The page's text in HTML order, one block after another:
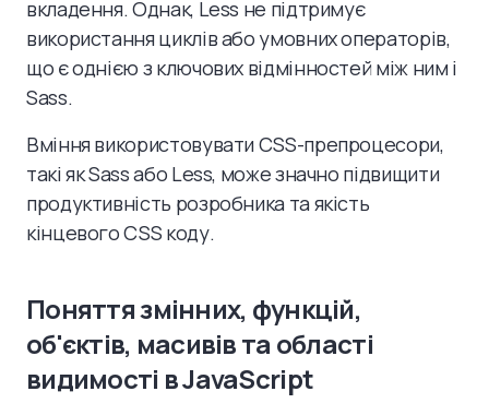
вкладення. Однак, Less не підтримує
використання циклів або умовних операторів,
що є однією з ключових відмінностей між ним і
Sass.
Вміння використовувати CSS-препроцесори,
такі як Sass або Less, може значно підвищити
продуктивність розробника та якість
кінцевого CSS коду.
Поняття змінних, функцій,
об'єктів, масивів та області
видимості в JavaScript